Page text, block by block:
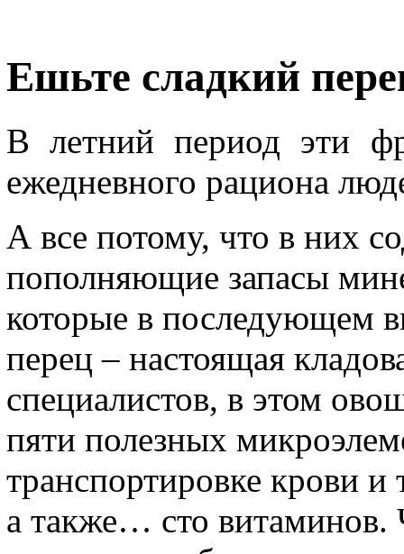
Ешьте сладкий
В летний период эти
ежедневного рациона
А все потому, что в них
пополняющие запасы
которые в последующем
перец – настоящая
специалистов, в этом
пяти полезных
транспортировке крови
а также… сто витаминов.